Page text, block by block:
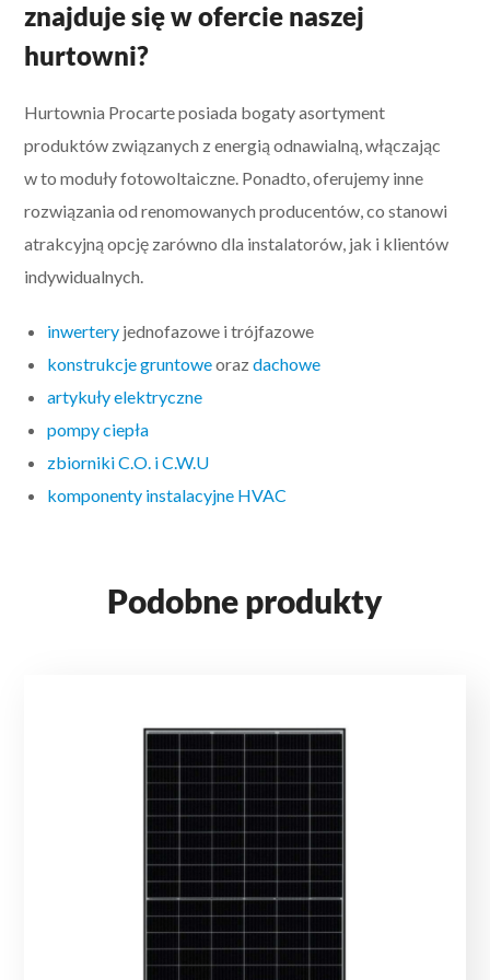
znajduje się w ofercie naszej
hurtowni?
Hurtownia Procarte posiada bogaty asortyment
produktów związanych z energią odnawialną, włączając
w to moduły fotowoltaiczne. Ponadto, oferujemy inne
rozwiązania od renomowanych producentów, co stanowi
atrakcyjną opcję zarówno dla instalatorów, jak i klientów
indywidualnych.
inwertery jednofazowe i trójfazowe
konstrukcje gruntoweorazdachowe
artykuły elektryczne
pompy ciepła
zbiorniki C.O. i C.W.U
komponenty instalacyjne HVAC
Podobne produkty